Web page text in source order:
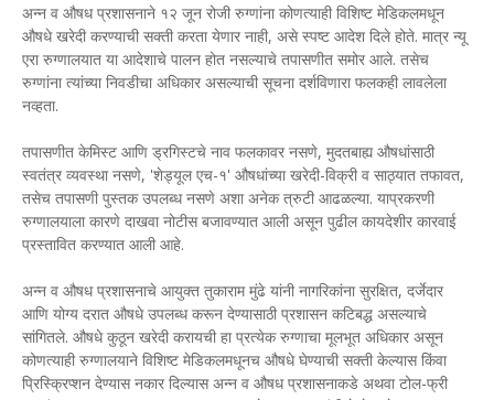
अन्न व औषध प्रशासनाने १२ जून रोजी रुग्णांना कोणत्याही विशिष्ट मेडिकलमधून
औषधे खरेदी करण्याची सक्ती करता येणार नाही, असे स्पष्ट आदेश दिले होते. मात्र न्यू
एरा रुग्णालयात या आदेशाचे पालन होत नसल्याचे तपासणीत समोर आले. तसेच
रुग्णांना त्यांच्या निवडीचा अधिकार असल्याची सूचना दर्शविणारा फलकही लावलेला
नव्हता.
तपासणीत केमिस्ट आणि ड्रगिस्टचे नाव फलकावर नसणे, मुदतबाह्य औषधांसाठी
स्वतंत्र व्यवस्था नसणे, 'शेड्यूल एच-१' औषधांच्या खरेदी-विक्री व साठ्यात तफावत,
तसेच तपासणी पुस्तक उपलब्ध नसणे अशा अनेक त्रुटी आढळल्या. याप्रकरणी
रुग्णालयाला कारणे दाखवा नोटीस बजावण्यात आली असून पुढील कायदेशीर कारवाई
प्रस्तावित करण्यात आली आहे.
अन्न व औषध प्रशासनाचे आयुक्त तुकाराम मुंढे यांनी नागरिकांना सुरक्षित, दर्जेदार
आणि योग्य दरात औषधे उपलब्ध करून देण्यासाठी प्रशासन कटिबद्ध असल्याचे
सांगितले. औषधे कुठून खरेदी करायची हा प्रत्येक रुग्णाचा मूलभूत अधिकार असून
कोणत्याही रुग्णालयाने विशिष्ट मेडिकलमधूनच औषधे घेण्याची सक्ती केल्यास किंवा
प्रिस्क्रिप्शन देण्यास नकार दिल्यास अन्न व औषध प्रशासनाकडे अथवा टोल-फ्री